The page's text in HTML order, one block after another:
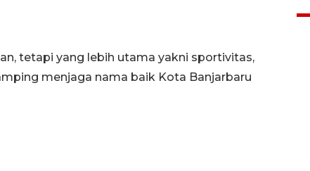
tetapi yang lebih utama yakni sportivitas,
menjaga nama baik Kota Banjarbaru